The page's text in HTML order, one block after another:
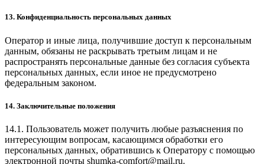
13. Конфиденциальность персональных данных
Оператор и иные лица, получившие доступ к персональным
данным, обязаны не раскрывать третьим лицам и не
распространять персональные данные без согласия субъекта
персональных данных, если иное не предусмотрено
федеральным законом.
14. Заключительные положения
14.1. Пользователь может получить любые разъяснения по
интересующим вопросам, касающимся обработки его
персональных данных, обратившись к Оператору с помощью
электронной почты shumka-comfort@mail.ru.